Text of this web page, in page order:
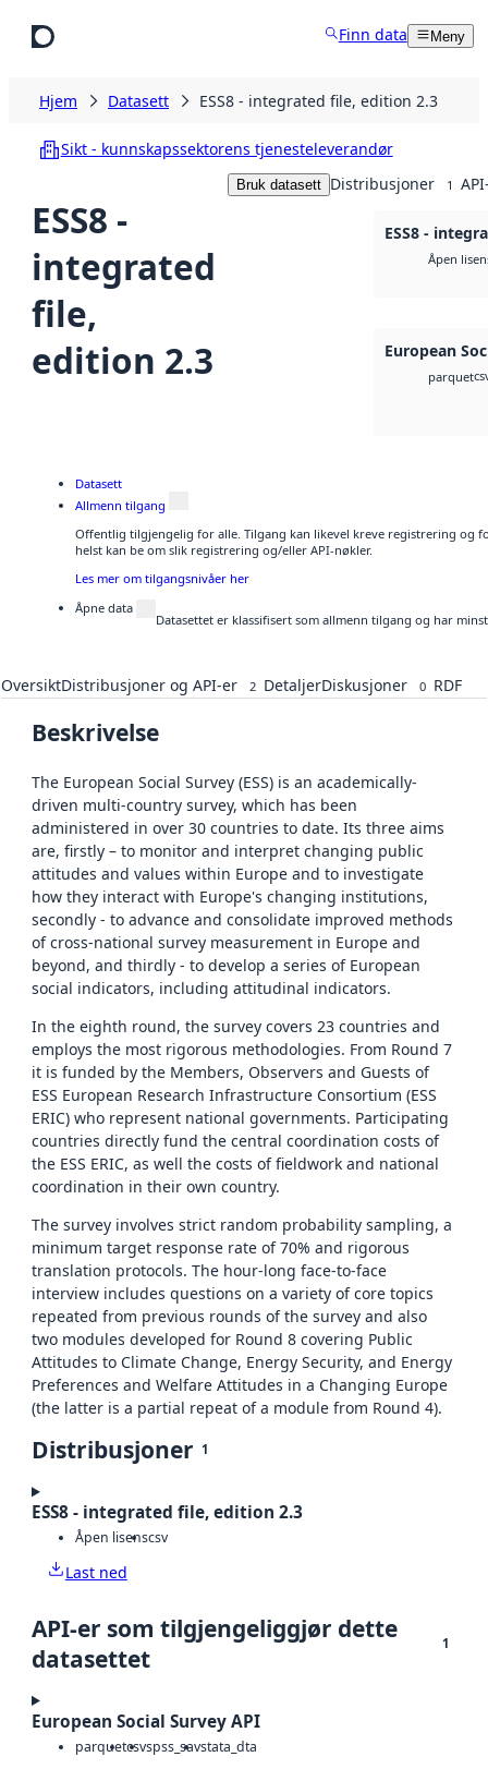
Finn data Meny
Hjem Datasett ESS8 - integrated file, edition 2.3
Sikt - kunnskapssektorens tjenesteleverandør
ESS8 -
integrated
file,
edition 2.3
Bruk datasett Distribusjoner 1
ESS8 -
Åpen
European
parquet
Datasett
Allmenn tilgang
Offentlig tilgjengelig for alle. Tilgang kan likevel kreve registrering og
helst kan be om slik registrering og/eller API-nøkler.
Les mer om tilgangsnivåer her
Åpne data
Datasettet er klassifisert som allmenn tilgang og har
OversiktDistribusjoner og API-er 2 DetaljerDiskusjoner 0 RDF
Beskrivelse
The European Social Survey (ESS) is an academically-
driven multi-country survey, which has been
administered in over 30 countries to date. Its three aims
are, firstly – to monitor and interpret changing public
attitudes and values within Europe and to investigate
how they interact with Europe's changing institutions,
secondly - to advance and consolidate improved methods
of cross-national survey measurement in Europe and
beyond, and thirdly - to develop a series of European
social indicators, including attitudinal indicators.
In the eighth round, the survey covers 23 countries and
employs the most rigorous methodologies. From Round 7
it is funded by the Members, Observers and Guests of
ESS European Research Infrastructure Consortium (ESS
ERIC) who represent national governments. Participating
countries directly fund the central coordination costs of
the ESS ERIC, as well the costs of fieldwork and national
coordination in their own country.
The survey involves strict random probability sampling, a
minimum target response rate of 70% and rigorous
translation protocols. The hour-long face-to-face
interview includes questions on a variety of core topics
repeated from previous rounds of the survey and also
two modules developed for Round 8 covering Public
Attitudes to Climate Change, Energy Security, and Energy
Preferences and Welfare Attitudes in a Changing Europe
(the latter is a partial repeat of a module from Round 4).
Distribusjoner 1
ESS8 - integrated file, edition 2.3
Åpen lisenscsv
Last ned
API-er som tilgjengeliggjør dette
datasettet
1
European Social Survey API
parquetcsvspss_savstata_dta